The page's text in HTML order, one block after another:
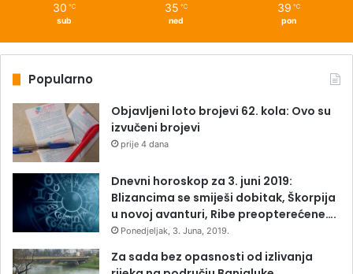
30 ℃
sub
35 ℃
ned
39 ℃
pon
Popularno
Objavljeni loto brojevi 62. kola: Ovo su
izvučeni brojevi
prije 4 dana
Dnevni horoskop za 3. juni 2019:
Blizancima se smiješi dobitak, Škorpija
u novoj avanturi, Ribe preopterećene….
Ponedjeljak, 3. Juna, 2019.
Za sada bez opasnosti od izlivanja